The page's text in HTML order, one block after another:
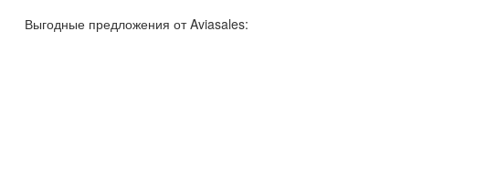
Выгодные предложения от Aviasales: